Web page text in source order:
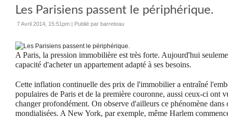
Les Parisiens passent le périphérique.
7 Avril 2014, 15:51pm | Publié par barreteau
A Paris, la pression immobilière est très forte. Aujourd'hui
capacité d'acheter un appartement adapté à ses besoins.
Cette inflation continuelle des prix de l'immobilier a entraîné
populaires de Paris et de la première couronne, aussi ceux-ci ont
changer profondément. On observe d'ailleurs ce phénomène dans
mondialisées. A New York, par exemple, même Harlem